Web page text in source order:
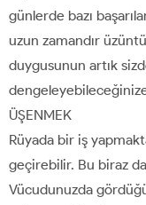
günlerde bazı
uzun zamandır
duygusunun artık
ÜŞENMEK
Rüyada bir iş
geçirebilir. Bu biraz da
Vücudunuzda